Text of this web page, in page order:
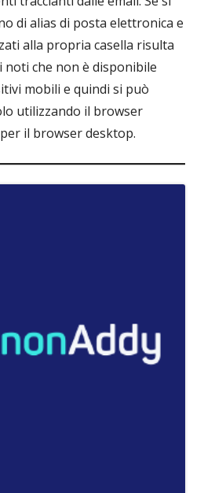
di alias di posta elettronica e
alla propria casella risulta
noti che non è disponibile
mobili e quindi si può
utilizzando il browser
il browser desktop.